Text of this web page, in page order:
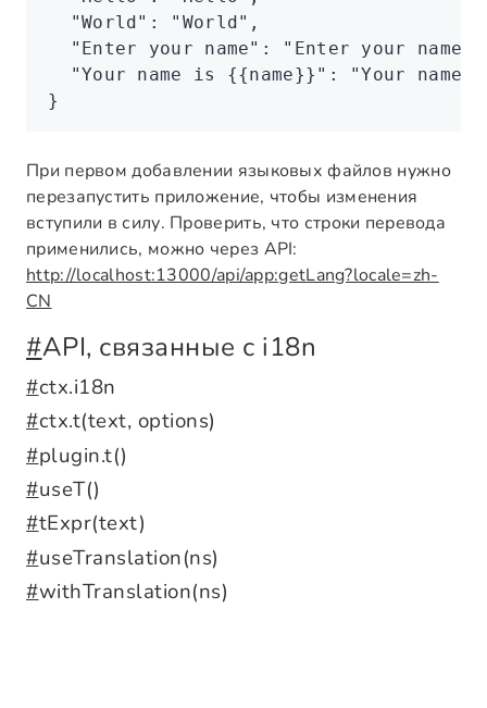
  "World"
: "World" ,
  "Enter your name"
: "Enter your name"
  "Your name is {{name}}"
:
"Your name
}
При первом добавлении языковых файлов нужно
перезапустить приложение, чтобы изменения
вступили в силу. Проверить, что строки перевода
применились, можно через API:
http://localhost:13000/api/app:getLang?locale=zh-
CN
#API, связанные с i18n
#ctx.i18n
#ctx.t(text, options)
#plugin.t()
#useT()
#tExpr(text)
#useTranslation(ns)
#withTranslation(ns)